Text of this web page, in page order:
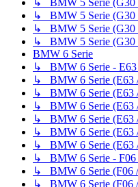
↳ BMW 5 Serie (G30
↳ BMW 5 Serie (G30
↳ BMW 5 Serie (G30
BMW 6 Serie
↳ BMW 6 Serie - E63
↳ BMW 6 Serie (E63
↳ BMW 6 Serie (E63
↳ BMW 6 Serie (E63
↳ BMW 6 Serie (E63 /
↳ BMW 6 Serie (E63
↳ BMW 6 Serie (E63
↳ BMW 6 Serie - F06
↳ BMW 6 Serie (F06
↳ BMW 6 Serie (F06